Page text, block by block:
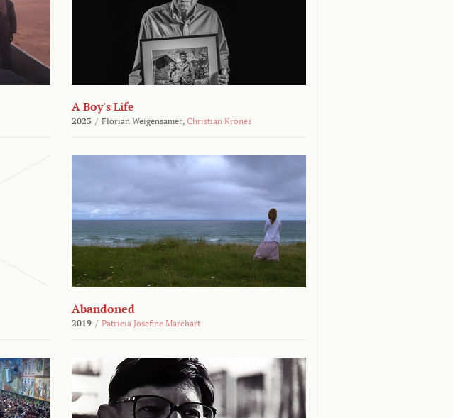
A Boy's Life
2023 / Florian Weigensamer, Christian Krönes
Abandoned
2019 / Patricia Josefine Marchart